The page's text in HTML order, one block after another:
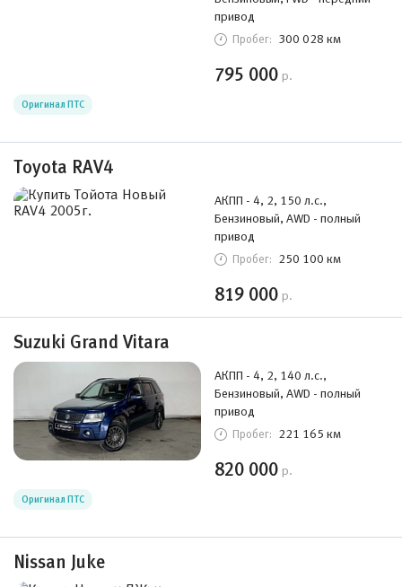
привод
Пробег: 300 028 км
795 000 р.
Оригинал ПТС
Toyota RAV4
АКПП - 4, 2, 150 л.с.,
Бензиновый, AWD - полный
привод
Пробег: 250 100 км
819 000 р.
Suzuki Grand Vitara
АКПП - 4, 2, 140 л.с.,
Бензиновый, AWD - полный
привод
Пробег: 221 165 км
820 000 р.
Оригинал ПТС
Nissan Juke